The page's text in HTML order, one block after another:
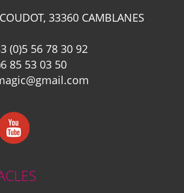
33360 CAMBLANES
(0)5 56 78 30 92
85 53 03 50